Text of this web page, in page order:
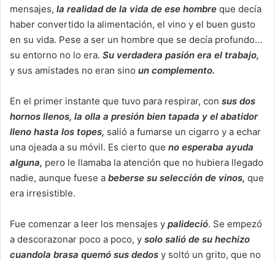
mensajes, la realidad de la vida de ese hombre que decía
haber convertido la alimentación, el vino y el buen gusto
en su vida. Pese a ser un hombre que se decía profundo…
su entorno no lo era. Su verdadera pasión era el trabajo,
y sus amistades no eran sino un complemento.
En el primer instante que tuvo para respirar, con sus dos
hornos llenos, la olla a presión bien tapada y el abatidor
lleno hasta los topes, salió a fumarse un cigarro y a echar
una ojeada a su móvil. Es cierto que no esperaba ayuda
alguna, pero le llamaba la atención que no hubiera llegado
nadie, aunque fuese a beberse su selección de vinos, que
era irresistible.
Fue comenzar a leer los mensajes y palideció. Se empezó
a descorazonar poco a poco, y solo salió de su hechizo
cuandola brasa quemó sus dedos y soltó un grito, que no